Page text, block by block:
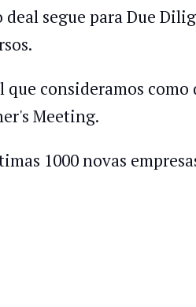
segue para Due
consideramos como
Meeting.
1000 novas